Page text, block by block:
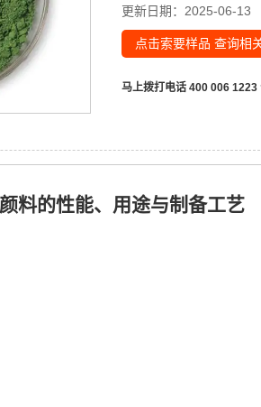
更新日期： 2025-06-13
点击索要样品 查询相
马上拨打电话 400 006 1223
料的性能、用途与制备工艺